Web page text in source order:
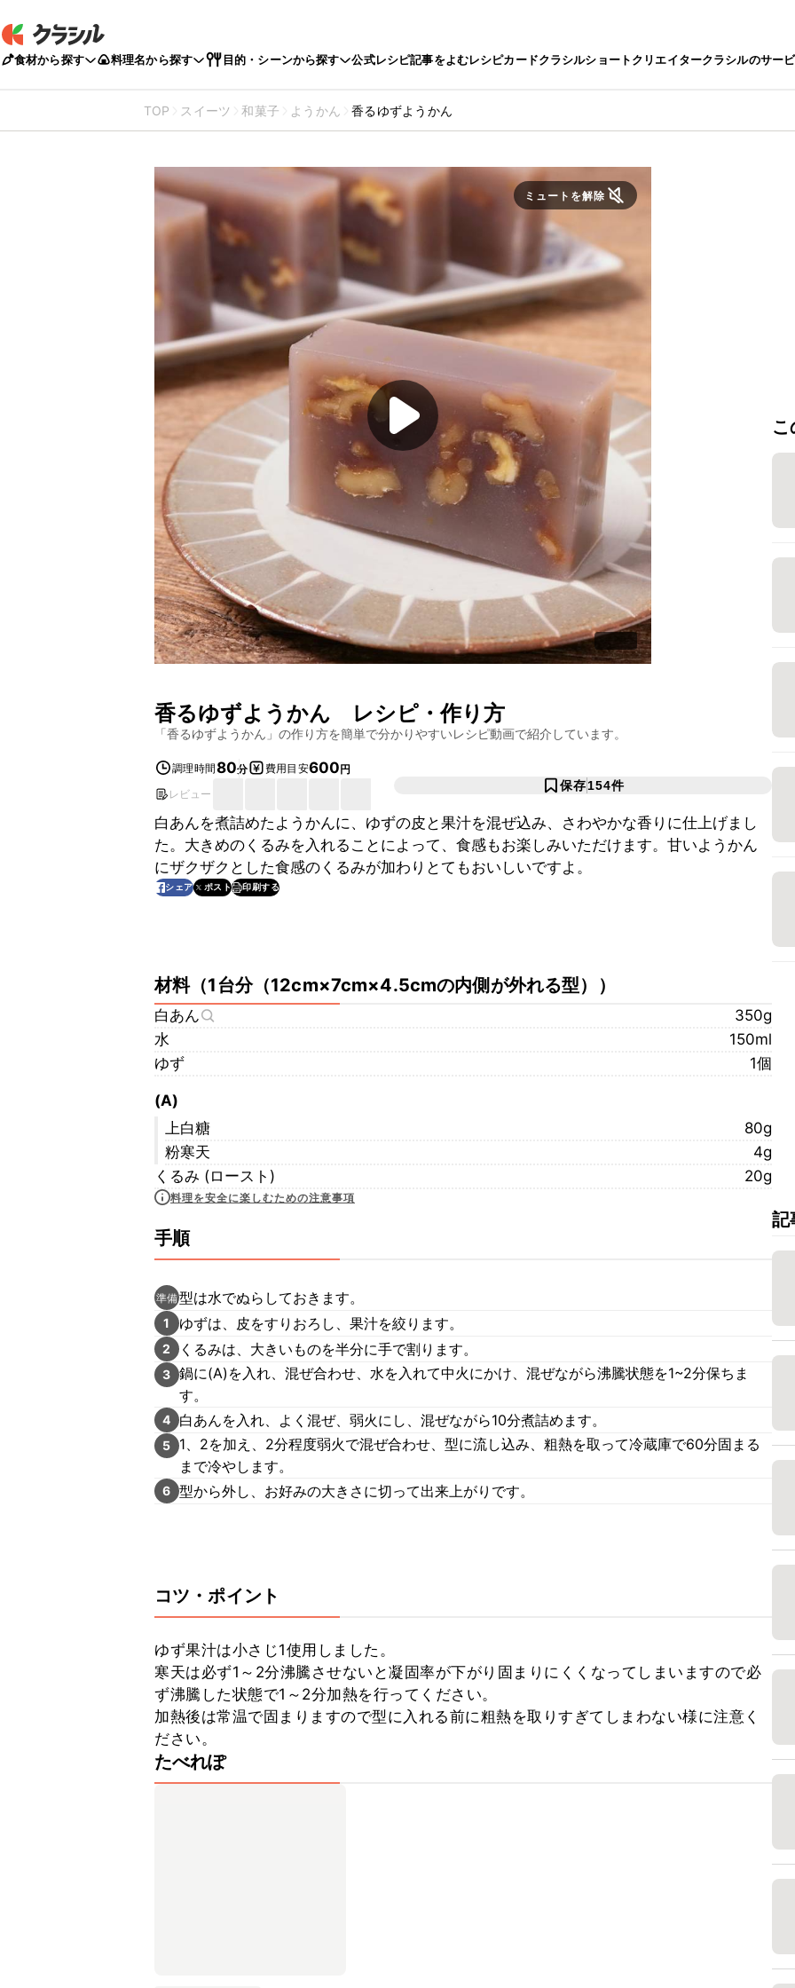
食材から探す 料理名から探す 目的・シーンから探す 公式レシピ記事をよむレシピカードクラシルショートクリエイタークラシルのサー
TOP スイーツ 和菓子 ようかん 香るゆずようかん
ミュートを解除
香るゆずようかん レシピ・作り方
「香るゆずようかん 」の作り方を簡単で分かりやすいレシピ動画で紹介しています。
調理時間80分 費用目安600円
レビュー
保存154件
白あんを煮詰めたようかんに、ゆずの皮と果汁を混ぜ込み、さわやかな香りに仕上げまし
た。大きめのくるみを入れることによって、食感もお楽しみいただけます。甘いようかん
にザクザクとした食感のくるみが加わりとてもおいしいですよ。
シェア ポスト 印刷する
材料（1台分（12cm×7cm×4.5cmの内側が外れる型） ）
白あん
350g
水
150ml
ゆず
1個
(A)
上白糖
80g
粉寒天
4g
くるみ (ロースト)
20g
料理を安全に楽しむための注意事項
手順
準備型は水でぬらしておきます。
1 ゆずは、皮をすりおろし、果汁を絞ります。
2 くるみは、大きいものを半分に手で割ります。
3 鍋に(A)を入れ、混ぜ合わせ、水を入れて中火にかけ、混ぜながら沸騰状態を1~2分保ちま
す。
4 白あんを入れ、よく混ぜ、弱火にし、混ぜながら10分煮詰めます。
5
1、2を加え、2分程度弱火で混ぜ合わせ、型に流し込み、粗熱を取って冷蔵庫で60分固まる
まで冷やします。
6 型から外し、お好みの大きさに切って出来上がりです。
コツ・ポイント
ゆず果汁は小さじ1使用しました。
寒天は必ず1～2分沸騰させないと凝固率が下がり固まりにくくなってしまいますので必
ず沸騰した状態で1～2分加熱を行ってください。
加熱後は常温で固まりますので型に入れる前に粗熱を取りすぎてしまわない様に注意く
ださい。
たべれぽ
記